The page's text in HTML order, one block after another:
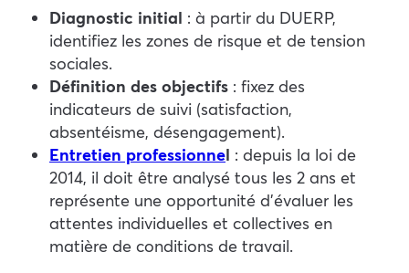
Diagnostic initial : à partir du DUERP,
identifiez les zones de risque et de tension
sociales.
Définition des objectifs : fixez des
indicateurs de suivi (satisfaction,
absentéisme, désengagement).
Entretien professionnel : depuis la loi de
2014, il doit être analysé tous les 2 ans et
représente une opportunité d’évaluer les
attentes individuelles et collectives en
matière de conditions de travail.